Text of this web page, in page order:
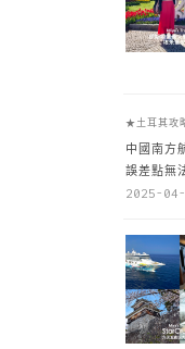
★土耳其攻
中國南方
誤差點無
2025-